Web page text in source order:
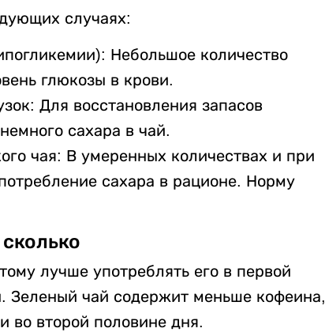
случаях:
Небольшое количество
глюкозы в крови.
Для восстановления запасов
сахара в чай.
чая: В умеренных количествах и при
сахара в рационе. Норму
лучше употреблять его в первой
Зеленый чай содержит меньше кофеина,
во второй половине дня.